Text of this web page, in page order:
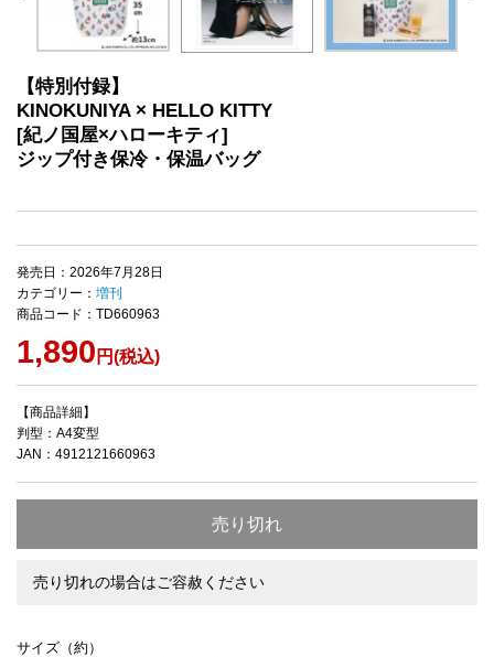
【特別付録】
KINOKUNIYA × HELLO KITTY
[紀ノ国屋×ハローキティ]
ジップ付き保冷・保温バッグ
発売日：2026年7月28日
カテゴリー： 増刊
商品コード：TD660963
1,890 円(税込)
【商品詳細】
判型：A4変型
JAN：4912121660963
売り切れ
売り切れの場合はご容赦ください
サイズ（約）